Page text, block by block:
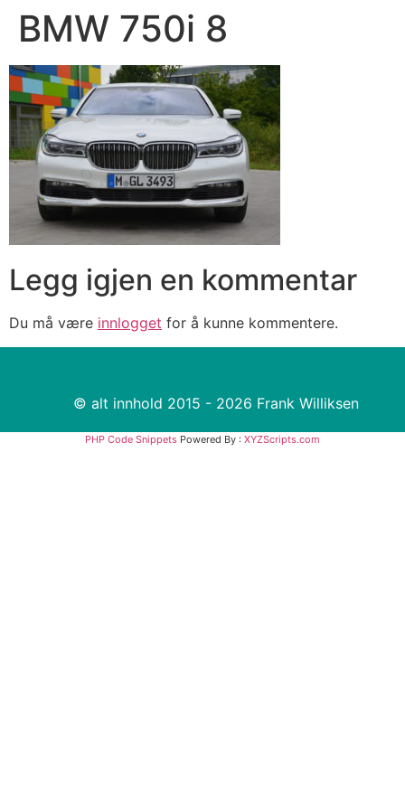
BMW 750i 8
Legg igjen en kommentar
Du må være innlogget for å kunne kommentere.
© alt innhold 2015 - 2026 Frank Williksen
PHP Code Snippets Powered By : XYZScripts.com